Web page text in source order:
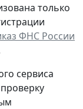
только
ФНС России
сервиса